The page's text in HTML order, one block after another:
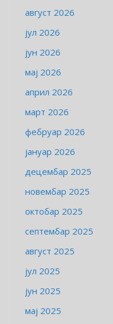
август 2026
јул 2026
јун 2026
мај 2026
април 2026
март 2026
фебруар 2026
јануар 2026
децембар 2025
новембар 2025
октобар 2025
септембар 2025
август 2025
јул 2025
јун 2025
мај 2025